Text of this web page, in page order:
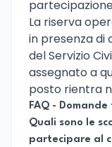
La riserva
in presenza di
del Servizio
assegnato a
posto rientra
FAQ -
Quali sono le
partecipare al